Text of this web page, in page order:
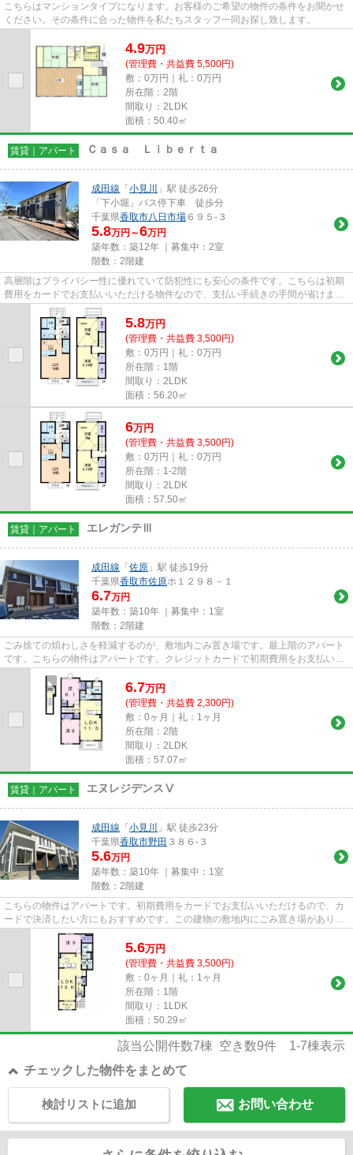
こちらはマンションタイプになります。お客様のご希望の物件の条件をお聞かせ
ください。その条件に合った物件を私たちスタッフ一同お探し致します。
4.9万円
(管理費・共益費 5,500円)
敷：0万円｜礼：0万円
所在階：2階
間取り：2LDK
面積：50.40㎡
賃貸｜アパート Ｃａｓａ Ｌｉｂｅｒｔａ
成田線 「 小見川
」駅 徒歩26分
「下小堀」バス停下車 徒歩分
千葉県香取市八日市場 ６９５-３
5.8万円～6万円
築年数：築12年 ｜募集中： 2室
階数：2階建
高層階はプライバシー性に優れていて防犯性にも安心の条件です。こちらは初期
費用をカードでお支払いいただける物件なので、支払い手続きの手間が省けま
す。こちらの物件はアパートで...
5.8万円
(管理費・共益費 3,500円)
敷：0万円｜礼：0万円
所在階：1階
間取り：2LDK
面積：56.20㎡
6万円
(管理費・共益費 3,500円)
敷：0万円｜礼：0万円
所在階：1-2階
間取り：2LDK
面積：57.50㎡
賃貸｜アパート エレガンテⅢ
成田線 「 佐原 」駅 徒歩19分
千葉県香取市佐原ホ１２９８－１
6.7万円
築年数：築10年 ｜募集中： 1室
階数：2階建
ごみ捨ての煩わしさを軽減するのが、敷地内ごみ置き場です。最上階のアパート
です。こちらの物件はアパートです。クレジットカードで初期費用をお支払いい
ただける物件です。お求めの...
6.7万円
(管理費・共益費 2,300円)
敷：0ヶ月｜礼：1ヶ月
所在階：2階
間取り：2LDK
面積：57.07㎡
賃貸｜アパート エヌレジデンスⅤ
成田線 「 小見川
」駅 徒歩23分
千葉県香取市野田 ３８６-３
5.6万円
築年数：築10年 ｜募集中： 1室
階数：2階建
こちらの物件はアパートです。初期費用をカードでお支払いいただけるので、カ
ードで決済したい方にもおすすめです。この建物の敷地内にごみ置き場がありま
す。当社は香取市エリアに特...
5.6万円
(管理費・共益費 3,500円)
敷：0ヶ月｜礼：1ヶ月
所在階：1階
間取り：1LDK
面積：50.29㎡
該当公開件数7棟 空き数9件 1-7棟表示
チェックした物件をまとめて
お問い合わせ
検討リストに追加